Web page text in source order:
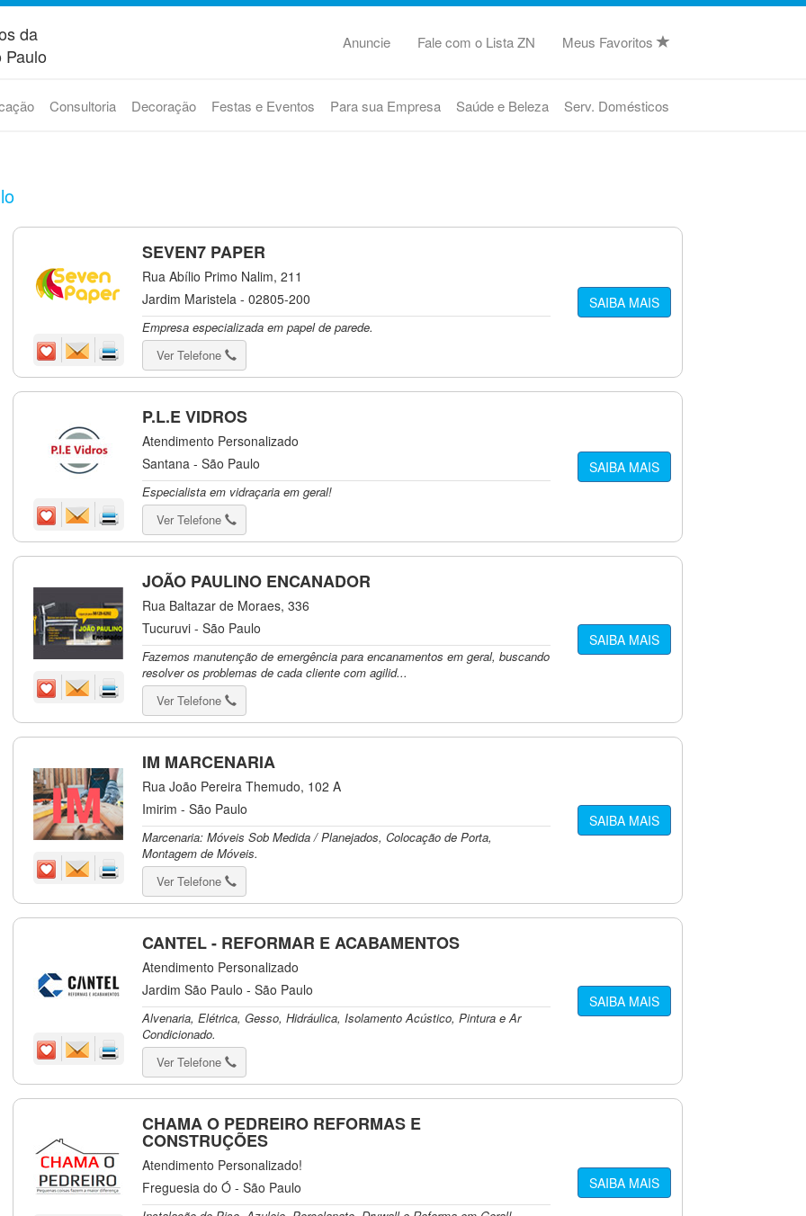
da
Anuncie Fale com o Lista ZN Meus Favoritos
Consultoria Decoração Festas e Eventos Para sua Empresa Saúde e Beleza Serv. Domésticos
SEVEN7 PAPER
Rua Abílio Primo Nalim, 211
Jardim Maristela - 02805-200
Empresa especializada em papel de parede.
Ver Telefone
SAIBA MAIS
P.L.E VIDROS
Atendimento Personalizado
Santana - São Paulo
Especialista em vidraçaria em geral!
Ver Telefone
SAIBA MAIS
JOÃO PAULINO ENCANADOR
Rua Baltazar de Moraes, 336
Tucuruvi - São Paulo
Fazemos manutenção de emergência para encanamentos em geral, buscando
resolver os problemas de cada cliente com agilid...
Ver Telefone
SAIBA MAIS
IM MARCENARIA
Rua João Pereira Themudo, 102 A
Imirim - São Paulo
Marcenaria: Móveis Sob Medida / Planejados, Colocação de Porta,
Montagem de Móveis.
Ver Telefone
SAIBA MAIS
CANTEL - REFORMAR E ACABAMENTOS
Atendimento Personalizado
Jardim São Paulo - São Paulo
Alvenaria, Elétrica, Gesso, Hidráulica, Isolamento Acústico, Pintura e Ar
Condicionado.
Ver Telefone
SAIBA MAIS
CHAMA O PEDREIRO REFORMAS E
CONSTRUÇÕES
Atendimento Personalizado!
Freguesia do Ó - São Paulo
SAIBA MAIS